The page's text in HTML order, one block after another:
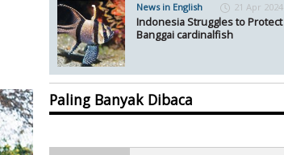
News in English 21 Apr 2024
Indonesia Struggles to Protect
Banggai cardinalfish
Paling Banyak Dibaca